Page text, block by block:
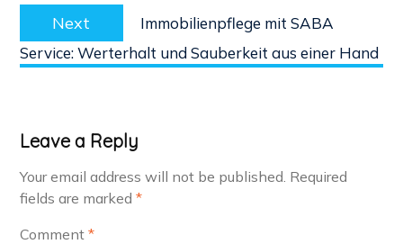
Next
Next
post:
Immobilienpflege mit SABA
Service: Werterhalt und Sauberkeit aus einer Hand
Leave a Reply
Your email address will not be published. Required
fields are marked *
Comment *